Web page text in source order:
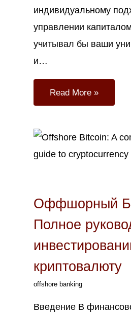
индивидуальному
управлении
учитывал бы ваши
и…
Read More »
Оффшорный
Полное
криптовалюту
offshore banking
Введение В